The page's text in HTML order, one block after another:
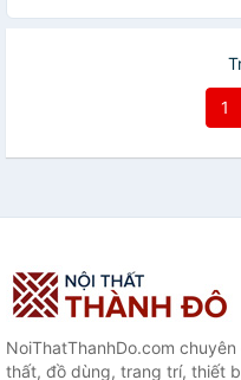
1
NoiThatThanhDo.com
thất, đồ dùng, trang trí, thiết